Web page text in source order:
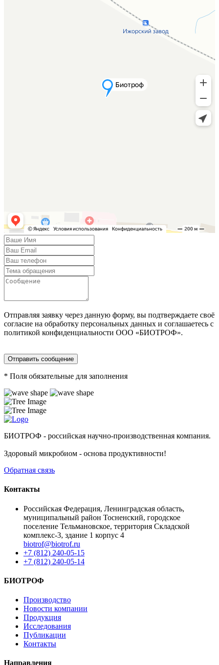
Отправляя заявку через данную форму, вы подтверждаете своё
согласие на обработку персональных данных и соглашаетесь с
политикой конфиденциальности ООО «БИОТРОФ».
Отправить сообщение
* Поля обязательные для заполнения
БИОТРОФ - российская научно-производственная компания.
Здоровый микробиом - основа продуктивности!
Обратная связь
Контакты
Российская Федерация, Ленинградская область,
муниципальный район Тосненский, городское
поселение Тельмановское, территория Складской
комплекс-3, здание 1 корпус 4
biotrof@biotrof.ru
+7 (812) 240-05-15
+7 (812) 240-05-14
БИОТРОФ
Производство
Новости компании
Продукция
Исследования
Публикации
Контакты
Направления